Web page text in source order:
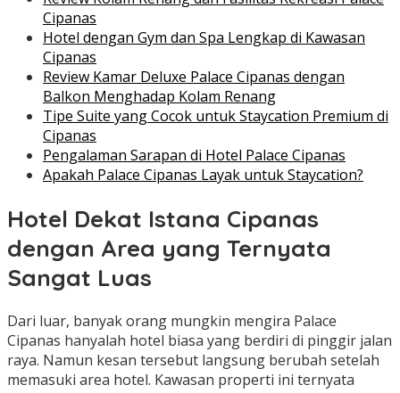
Cipanas
Hotel dengan Gym dan Spa Lengkap di Kawasan
Cipanas
Review Kamar Deluxe Palace Cipanas dengan
Balkon Menghadap Kolam Renang
Tipe Suite yang Cocok untuk Staycation Premium di
Cipanas
Pengalaman Sarapan di Hotel Palace Cipanas
Apakah Palace Cipanas Layak untuk Staycation?
Hotel Dekat Istana Cipanas
dengan Area yang Ternyata
Sangat Luas
Dari luar, banyak orang mungkin mengira Palace
Cipanas hanyalah hotel biasa yang berdiri di pinggir jalan
raya. Namun kesan tersebut langsung berubah setelah
memasuki area hotel. Kawasan properti ini ternyata